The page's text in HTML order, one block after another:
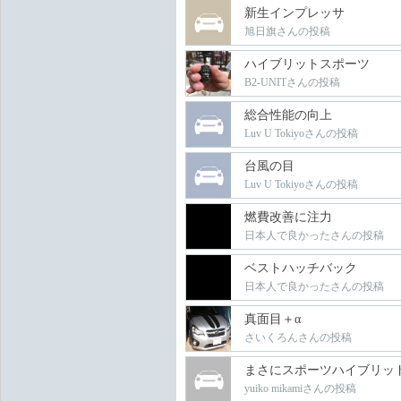
新生インプレッサ
旭日旗さんの投稿
ハイブリットスポーツ
B2-UNITさんの投稿
総合性能の向上
Luv U Tokiyoさんの投稿
台風の目
Luv U Tokiyoさんの投稿
燃費改善に注力
日本人で良かったさんの投稿
ベストハッチバック
日本人で良かったさんの投稿
真面目＋α
さいくろんさんの投稿
まさにスポーツハイブリッ
yuiko mikamiさんの投稿